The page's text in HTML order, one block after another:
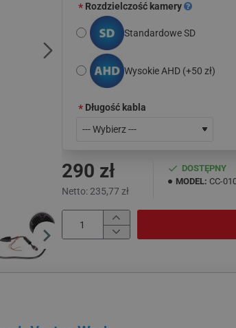
290 zł
Netto: 235,77 zł
DOSTĘPNY
MODEL: CC-
Rozdzielczość kamery
Standardowe SD
Wysokie AHD (+50 zł)
Długość kabla